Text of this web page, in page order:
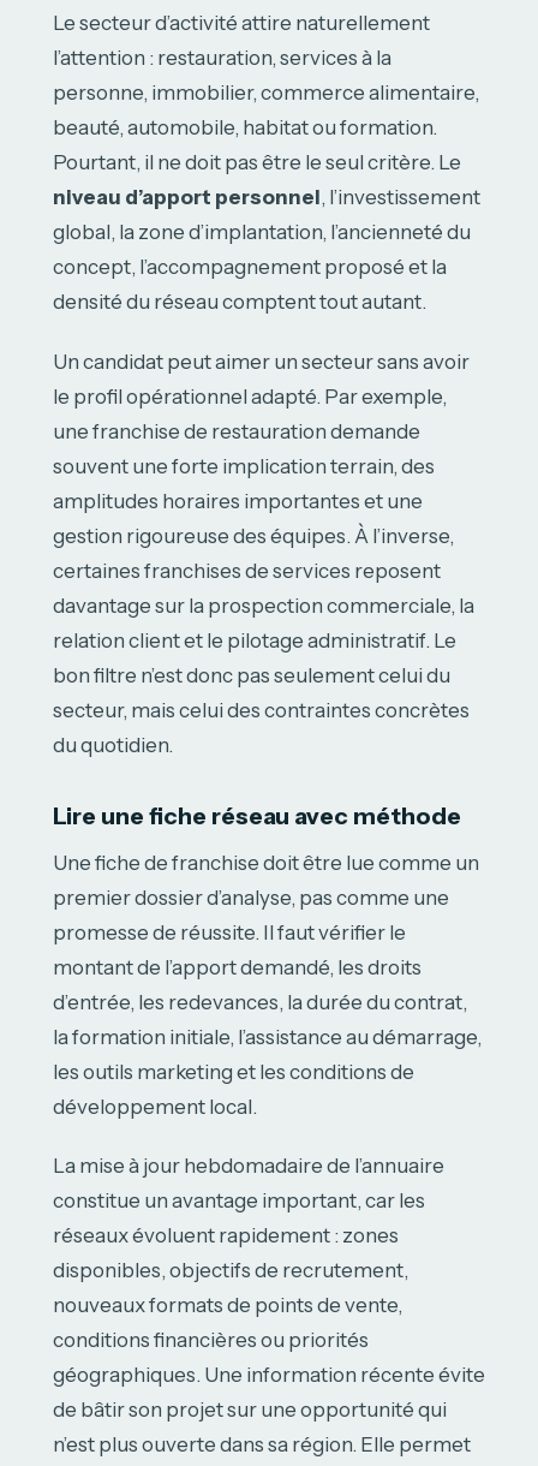
Le secteur d’activité attire naturellement
l’attention : restauration, services à la
personne, immobilier, commerce alimentaire,
beauté, automobile, habitat ou formation.
Pourtant, il ne doit pas être le seul critère. Le
niveau d’apport personnel, l’investissement
global, la zone d’implantation, l’ancienneté du
concept, l’accompagnement proposé et la
densité du réseau comptent tout autant.
Un candidat peut aimer un secteur sans avoir
le profil opérationnel adapté. Par exemple,
une franchise de restauration demande
souvent une forte implication terrain, des
amplitudes horaires importantes et une
gestion rigoureuse des équipes. À l’inverse,
certaines franchises de services reposent
davantage sur la prospection commerciale, la
relation client et le pilotage administratif. Le
bon filtre n’est donc pas seulement celui du
secteur, mais celui des contraintes concrètes
du quotidien.
Lire une fiche réseau avec méthode
Une fiche de franchise doit être lue comme un
premier dossier d’analyse, pas comme une
promesse de réussite. Il faut vérifier le
montant de l’apport demandé, les droits
d’entrée, les redevances, la durée du contrat,
la formation initiale, l’assistance au démarrage,
les outils marketing et les conditions de
développement local.
La mise à jour hebdomadaire de l’annuaire
constitue un avantage important, car les
réseaux évoluent rapidement : zones
disponibles, objectifs de recrutement,
nouveaux formats de points de vente,
conditions financières ou priorités
géographiques. Une information récente évite
de bâtir son projet sur une opportunité qui
n’est plus ouverte dans sa région. Elle permet